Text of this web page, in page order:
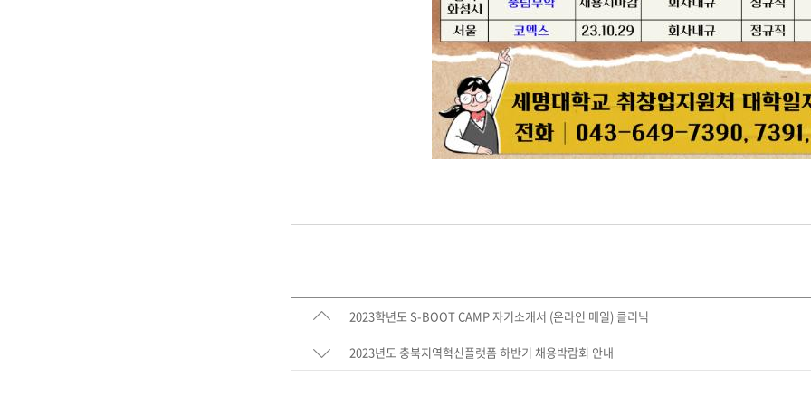
2023학년도 S-BOOT CAMP 자기소개서 (온라인 메일) 클리닉
2023년도 충북지역혁신플랫폼 하반기 채용박람회 안내